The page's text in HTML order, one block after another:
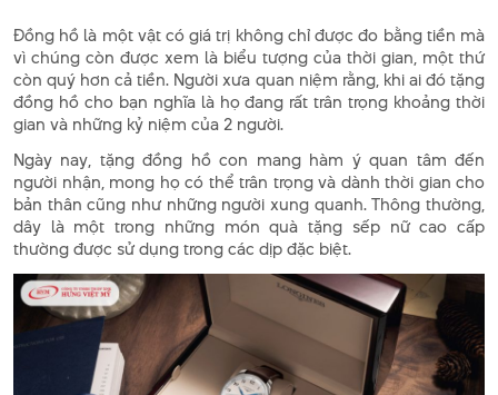
Đồng hồ là một vật có giá trị không chỉ được đo bằng tiền mà
vì chúng còn được xem là biểu tượng của thời gian, một thứ
còn quý hơn cả tiền. Người xưa quan niệm rằng, khi ai đó tặng
đồng hồ cho bạn nghĩa là họ đang rất trân trọng khoảng thời
gian và những kỷ niệm của 2 người.
Ngày nay, tặng đồng hồ con mang hàm ý quan tâm đến
người nhận, mong họ có thể trân trọng và dành thời gian cho
bản thân cũng như những người xung quanh. Thông thường,
dây là một trong những món quà tặng sếp nữ cao cấp
thường được sử dụng trong các dịp đặc biệt.